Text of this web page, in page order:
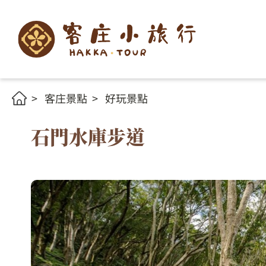
客庄景點 好玩景點
石門水庫步道